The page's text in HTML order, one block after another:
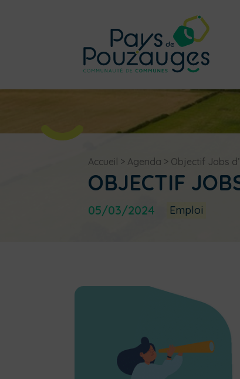
Accueil > Agenda > Objectif Jobs
OBJECTIF
05/03/2024 Emploi